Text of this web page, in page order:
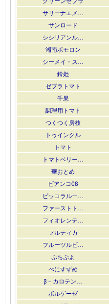
サリーナエメ…
サンロード
シシリアンル…
湘南ポモロン
シーメイ・ス…
鈴姫
ゼブラトマト
千果
調理用トマト
つくつく房枝
トゥインクル
トマト
トマトベリー…
華おとめ
ビアンコ08
ピッコラルー…
ファーストト…
フィオレンテ…
フルティカ
フルーツルビ…
ぷちぷよ
べにすずめ
β－カロテン…
ボルゲーゼ